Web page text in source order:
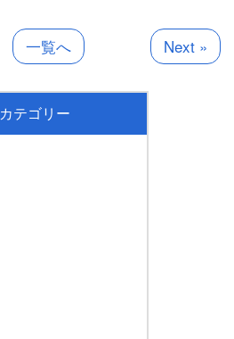
一覧へ Next »
カテゴリー